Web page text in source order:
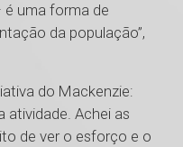
é uma forma de
da população”,
do Mackenzie:
atividade. Achei as
de ver o esforço e o